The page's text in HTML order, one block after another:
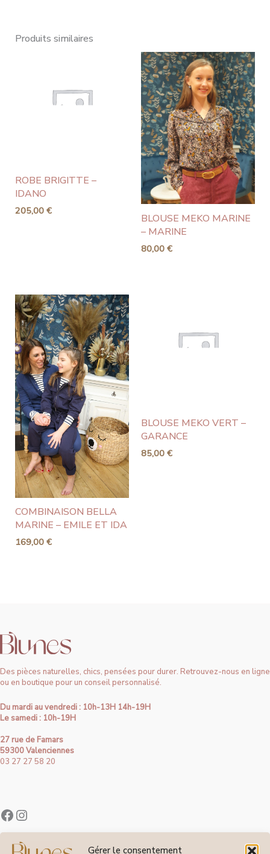
Gérer le consentement
Produits similaires
ROBE BRIGITTE –
IDANO
205,00 €
BLOUSE MEKO MARINE
– MARINE
80,00 €
COMBINAISON BELLA
MARINE – EMILE ET IDA
169,00 €
BLOUSE MEKO VERT –
GARANCE
85,00 €
Des pièces naturelles, chics, pensées pour durer. Retrouvez-nous en ligne
ou en boutique pour un conseil personnalisé.
Du mardi au vendredi : 10h-13H 14h-19H
Le samedi : 10h-19H
27 rue de Famars
59300 Valenciennes
03 27 27 58 20
Contact